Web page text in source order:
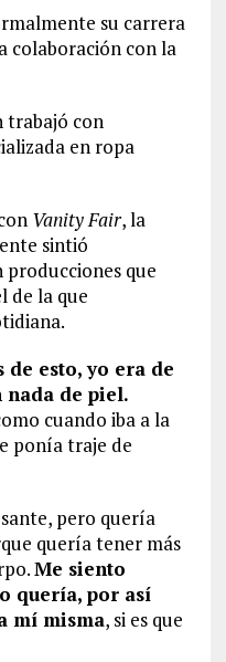
su carrera
colaboración con la
trabajó con
en ropa
Vanity Fair, la
sintió
que
de la que
de esto, yo era de
nada de piel.
cuando iba a la
ponía traje de
pero quería
quería tener más
Me siento
quería, por así
mí misma, si es que